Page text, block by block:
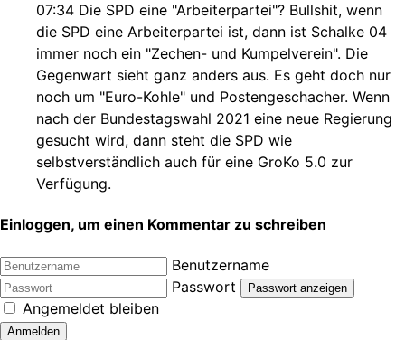
07:34 Die SPD eine "Arbeiterpartei"? Bullshit, wenn
die SPD eine Arbeiterpartei ist, dann ist Schalke 04
immer noch ein "Zechen- und Kumpelverein". Die
Gegenwart sieht ganz anders aus. Es geht doch nur
noch um "Euro-Kohle" und Postengeschacher. Wenn
nach der Bundestagswahl 2021 eine neue Regierung
gesucht wird, dann steht die SPD wie
selbstverständlich auch für eine GroKo 5.0 zur
Verfügung.
Einloggen, um einen Kommentar zu schreiben
Benutzername
Passwort
Passwort anzeigen
Angemeldet bleiben
Anmelden